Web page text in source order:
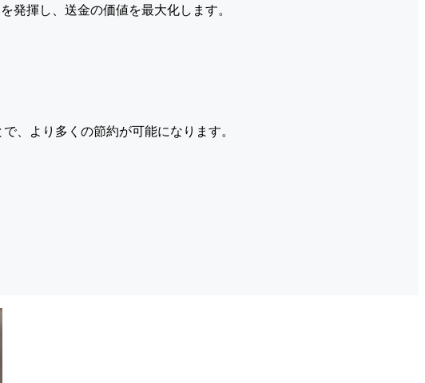
発揮し、送金の価値を最大化します。
、より多くの節約が可能になります。